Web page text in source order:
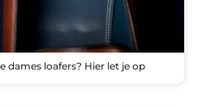
dames loafers? Hier let je op